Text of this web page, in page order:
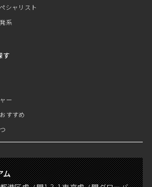
シャリスト
系
す
ー
すすめ
ム